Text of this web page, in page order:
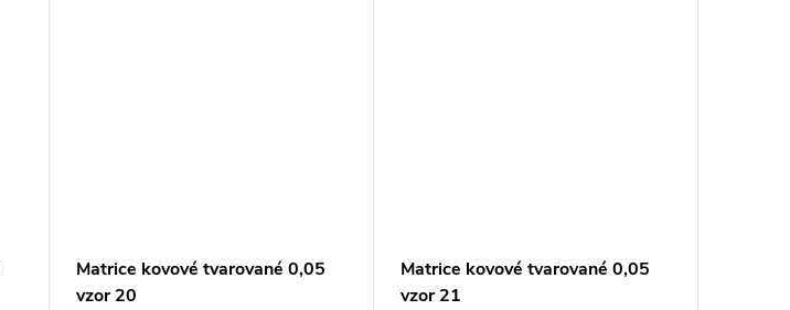
Matrice kovové tvarované 0,05
vzor 20
Matrice kovové tvarované 0,05
vzor 21